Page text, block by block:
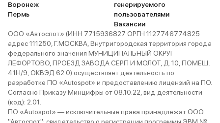
Воронеж
Пермь
генерируемого
пользователями
Вакансии
ООО «Автоспот» (ИНН 7715936827 ОРГН 1127746774825
адрес 111250, Г.МОСКВА, Внутригородская территория города
федерального значения МУНИЦИПАЛЬНЫЙ ОКРУГ
ЛЕФОРТОВО, ПРОЕЗД ЗАВОДА СЕРП И МОЛОТ, Д. 10, ПОМЕЩ.
41Н/9, ОКВЭД 62.0) осуществляет деятельность по
разработке ПО «Autospot» и предоставлению лицензий на ПО.
Согласно Приказу Минцифры от 08.10.22, вид деятельности
(код): 2.01.
ПО «Autospot» — исключительные права принадлежат ООО